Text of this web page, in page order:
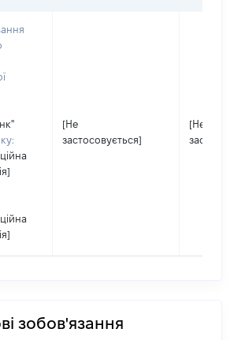
[Не
застосовується]
[Не
зобов'язання